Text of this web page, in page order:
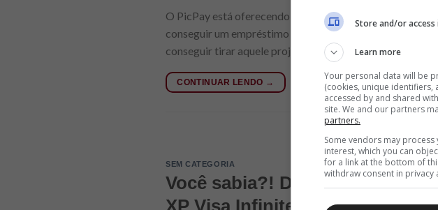
O PicPay está oferecendo crédito de excelente custo-
conseguir um empréstimo sem burocracia e com
conseguir tirar aquele projeto da casa própria do
CONTINUAR LENDO →
SEM CATEGORIA
Você sabia?! Dá pra investir
XP Visa Infinite
Store and/or
Learn more
Your personal data will be
(cookies, unique identifiers,
accessed by and shared
site. We and our partners
partners.
Some vendors may
interest, which you can
for a link at the bottom of
withdraw consent in privacy